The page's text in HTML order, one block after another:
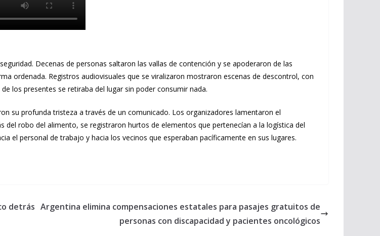
Decenas de personas saltaron las vallas de contención y se apoderaron de las
ordenada. Registros audiovisuales que se viralizaron mostraron escenas de descontrol, con
los presentes se retiraba del lugar sin poder consumir nada.
su profunda tristeza a través de un comunicado. Los organizadores lamentaron el
robo del alimento, se registraron hurtos de elementos que pertenecían a la logística del
el personal de trabajo y hacia los vecinos que esperaban pacíficamente en sus lugares.
detrás Argentina elimina compensaciones estatales para pasajes gratuitos de
personas con discapacidad y pacientes oncológicos